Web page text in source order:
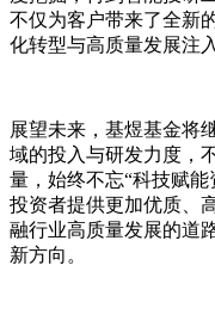
不仅为客户带来了全新
化转型与高质量发展注
展望未来，基煜基金将
域的投入与研发力度，
量，始终不忘“科技赋
投资者提供更加优质、
融行业高质量发展的道
新方向。